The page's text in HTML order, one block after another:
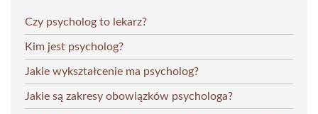
Czy psycholog to lekarz?
Kim jest psycholog?
Jakie wykształcenie ma psycholog?
Jakie są zakresy obowiązków psychologa?